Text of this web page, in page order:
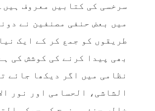
سرخسی کی کتابیں معروف
میں بعض حنفی مصنفین نے
طریقوں کو جمع کر کے ایک
بھی پیدا کرنے کی کوشش کی
نظامی میں اگر دیکھا جائے
الشاشی، الحسامی اور نور